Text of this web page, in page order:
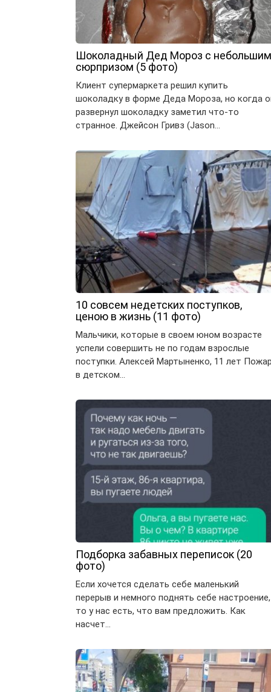
Шоколадный Дед Мороз с небольшим
сюрпризом (5 фото)
Клиент супермаркета решил купить
шоколадку в форме Деда Мороза, но когда
развернул шоколадку заметил что-то
странное. Джейсон Гривз (Jason…
10 совсем недетских поступков,
ценою в жизнь (11 фото)
Мальчики, которые в своем юном возрасте
успели совершить не по годам взрослые
поступки. Алексей Мартыненко, 11 лет
в детском…
Подборка забавных переписок (20
фото)
Если хочется сделать себе маленький
перерыв и немного поднять себе настроение,
то у нас есть, что вам предложить. Как
насчет…